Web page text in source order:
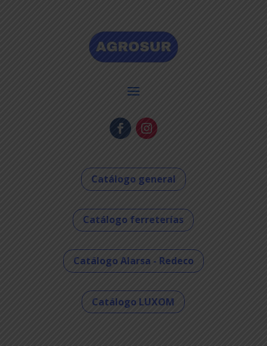
Catálogo general
Catálogo ferreterías
Catálogo Alarsa - Redeco
Catálogo LUXOM